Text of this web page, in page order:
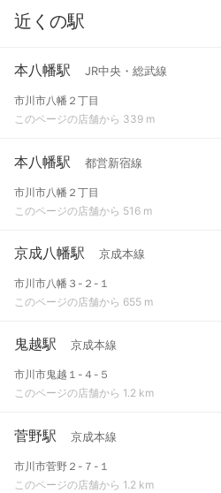
近くの駅
本八幡駅 JR中央・総武線
市川市八幡２丁目
このページの店舗から 339 m
本八幡駅 都営新宿線
市川市八幡２丁目
このページの店舗から 516 m
京成八幡駅 京成本線
市川市八幡３-２-１
このページの店舗から 655 m
鬼越駅 京成本線
市川市鬼越１-４-５
このページの店舗から 1.2 km
菅野駅 京成本線
市川市菅野２-７-１
このページの店舗から 1.2 km